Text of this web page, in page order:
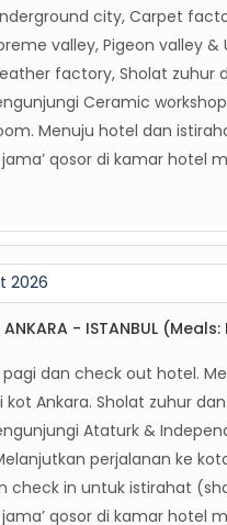
city, Carpet
valley, Pigeon valley &
factory, Sholat zuhur
Ceramic
Menuju hotel dan
qosor di kamar hotel
2026
ANKARA - ISTANBUL
dan check out hotel.
Ankara. Sholat zuhur
Ataturk &
perjalanan ke
check in untuk istirahat
qosor di kamar hotel